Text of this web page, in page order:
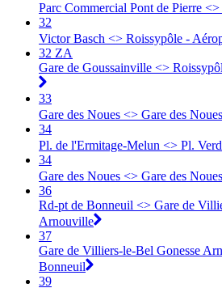
Parc Commercial Pont de Pierre
32
Victor Basch <> Roissypôle -
32 ZA
Gare de Goussainville <>
33
Gare des Noues <> Gare des Noues
34
Pl. de l'Ermitage-Melun <> Pl.
34
Gare des Noues <> Gare des Noues
36
Rd-pt de Bonneuil <> Gare de
Arnouville
37
Gare de Villiers-le-Bel Gonesse
Bonneuil
39